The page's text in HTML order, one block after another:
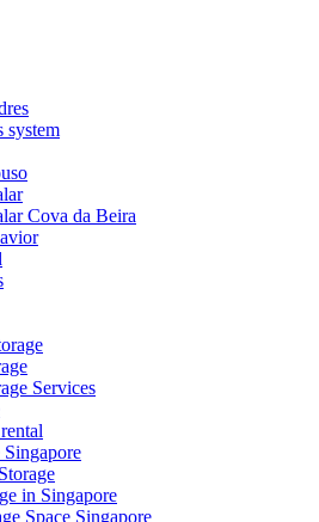
system
Cova da Beira
Services
Singapore
in Singapore
Space Singapore